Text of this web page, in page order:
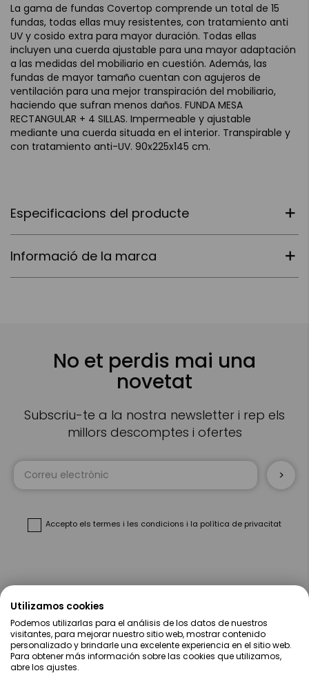
La gama de fundas Covertop comprende un total de 15
fundas, todas ellas muy resistentes, con tratamiento anti
UV y cosido extra para mayor duración. Todas ellas
incluyen una cuerda ajustable para una mayor adaptación
a las medidas del mobiliario en cuestión. Además, las
fundas de mayor tamaño cuentan con agujeros de
ventilación para una mejor transpiración del mobiliario,
haciendo que sufran menos daños. FUNDA MESA
RECTANGULAR + 4 SILLAS. Impermeable y ajustable
mediante una cuerda situada en el interior. Transpirable y
con tratamiento anti-UV. 90x225x145 cm.
Especificacions del producte
Informació de la marca
No et perdis mai una
novetat
Subscriu-te a la nostra newsletter i rep els
millors descomptes i ofertes
Sign
Accepto els termes i les condicions i la política de privacitat
Sobre Nosaltres
Ajuda
Compres
Utilizamos cookies
Podemos utilizarlas para el análisis de los datos de nuestros
visitantes, para mejorar nuestro sitio web, mostrar contenido
personalizado y brindarle una excelente experiencia en el sitio web.
Para obtener más información sobre las cookies que utilizamos,
abre los ajustes.